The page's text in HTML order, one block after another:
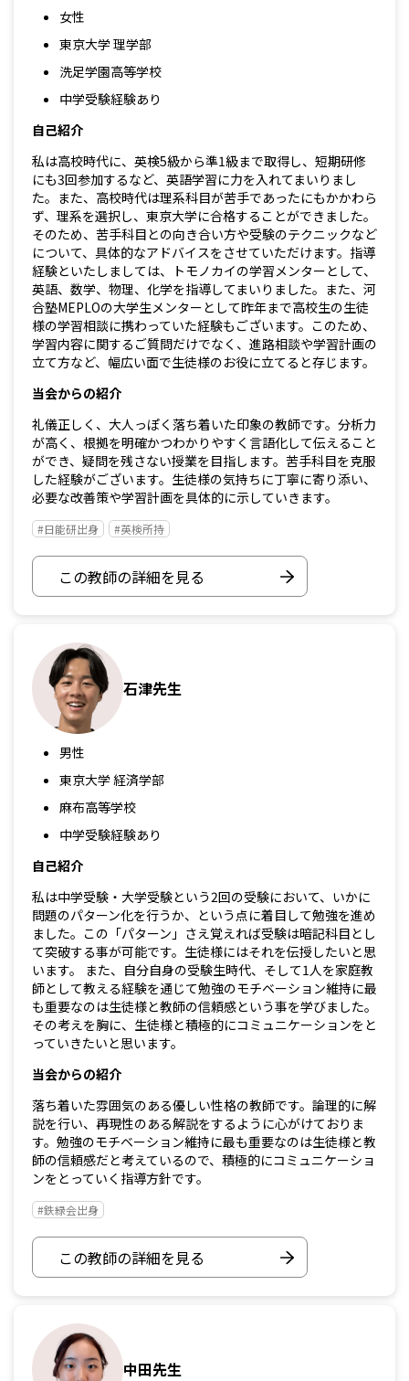
女性
東京大学 理学部
洗足学園高等学校
中学受験経験あり
自己紹介
私は高校時代に、英検5級から準1級まで取得し、短期研修
にも3回参加するなど、英語学習に力を入れてまいりまし
た。また、高校時代は理系科目が苦手であったにもかかわら
ず、理系を選択し、東京大学に合格することができました。
そのため、苦手科目との向き合い方や受験のテクニックなど
について、具体的なアドバイスをさせていただけます。指導
経験といたしましては、トモノカイの学習メンターとして、
英語、数学、物理、化学を指導してまいりました。また、河
合塾MEPLOの大学生メンターとして昨年まで高校生の生徒
様の学習相談に携わっていた経験もございます。このため、
学習内容に関するご質問だけでなく、進路相談や学習計画の
立て方など、幅広い面で生徒様のお役に立てると存じます。
当会からの紹介
礼儀正しく、大人っぽく落ち着いた印象の教師です。分析力
が高く、根拠を明確かつわかりやすく言語化して伝えること
ができ、疑問を残さない授業を目指します。苦手科目を克服
した経験がございます。生徒様の気持ちに丁寧に寄り添い、
必要な改善策や学習計画を具体的に示していきます。
#日能研出身 #英検所持
この教師の詳細を見る
石津先生
男性
東京大学 経済学部
麻布高等学校
中学受験経験あり
自己紹介
私は中学受験・大学受験という2回の受験において、いかに
問題のパターン化を行うか、という点に着目して勉強を進め
ました。この「パターン」さえ覚えれば受験は暗記科目とし
て突破する事が可能です。生徒様にはそれを伝授したいと思
います。 また、自分自身の受験生時代、そして1人を家庭教
師として教える経験を通じて勉強のモチベーション維持に最
も重要なのは生徒様と教師の信頼感という事を学びました。
その考えを胸に、生徒様と積極的にコミュニケーションをと
っていきたいと思います。
当会からの紹介
落ち着いた雰囲気のある優しい性格の教師です。論理的に解
説を行い、再現性のある解説をするように心がけておりま
す。勉強のモチベーション維持に最も重要なのは生徒様と教
師の信頼感だと考えているので、積極的にコミュニケーショ
ンをとっていく指導方針です。
#鉄緑会出身
この教師の詳細を見る
中田先生